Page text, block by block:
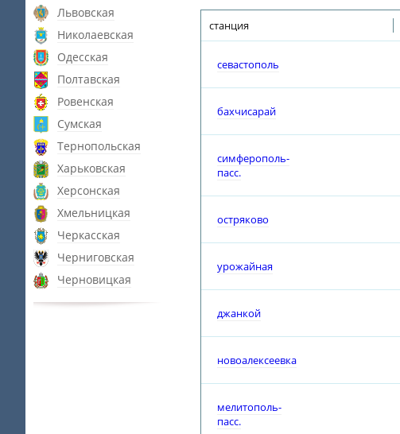
Львовская
Николаевская
Одесская
Полтавская
Ровенская
Сумская
Тернопольская
Харьковская
Херсонская
Хмельницкая
Черкасская
Черниговская
Черновицкая
станция
севастополь
бахчисарай
симферополь-
пасс.
остряково
урожайная
джанкой
новоалексеевка
мелитополь-
пасс.